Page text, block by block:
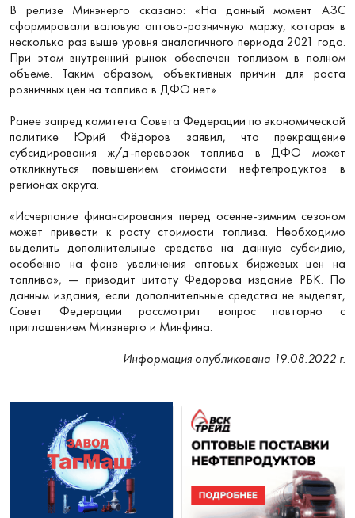
В релизе Минэнерго сказано: «На данный момент АЗС
сформировали валовую оптово-розничную маржу, которая в
несколько раз выше уровня аналогичного периода 2021 года.
При этом внутренний рынок обеспечен топливом в полном
объеме. Таким образом, объективных причин для роста
розничных цен на топливо в ДФО нет».
Ранее запред комитета Совета Федерации по экономической
политике Юрий Фёдоров заявил, что прекращение
субсидирования ж/д-перевозок топлива в ДФО может
откликнуться повышением стоимости нефтепродуктов в
регионах округа.
«Исчерпание финансирования перед осенне-зимним сезоном
может привести к росту стоимости топлива. Необходимо
выделить дополнительные средства на данную субсидию,
особенно на фоне увеличения оптовых биржевых цен на
топливо», — приводит цитату Фёдорова издание РБК. По
данным издания, если дополнительные средства не выделят,
Совет Федерации рассмотрит вопрос повторно с
приглашением Минэнерго и Минфина.
Информация опубликована 19.08.2022 г.